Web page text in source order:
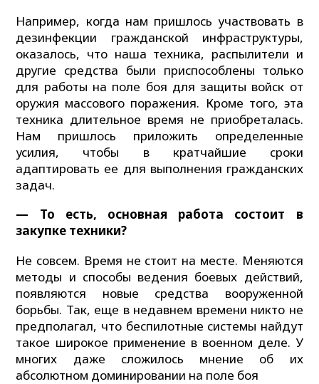
Например, когда нам пришлось участвовать в
дезинфекции гражданской инфраструктуры,
оказалось, что наша техника, распылители и
другие средства были приспособлены только
для работы на поле боя для защиты войск от
оружия массового поражения. Кроме того, эта
техника длительное время не приобреталась.
Нам пришлось приложить определенные
усилия, чтобы в кратчайшие сроки
адаптировать ее для выполнения гражданских
задач.
— То есть, основная работа состоит в
закупке техники?
Не совсем. Время не стоит на месте. Меняются
методы и способы ведения боевых действий,
появляются новые средства вооруженной
борьбы. Так, еще в недавнем времени никто не
предполагал, что беспилотные системы найдут
такое широкое применение в военном деле. У
многих даже сложилось мнение об их
абсолютном доминировании на поле боя